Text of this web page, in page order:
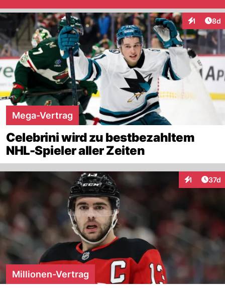
1 8d
Mega-Vertrag
Celebrini wird zu bestbezahltem
NHL-Spieler aller Zeiten
1 37d
Millionen-Vertrag